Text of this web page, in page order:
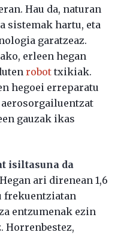
Hau da, naturan
sistemak hartu, eta
garatzeaz.
erleen hegan
robot txikiak.
hegoei erreparatu
gauzak ikas
isiltasuna da
ari direnean 1,6
entzumenak ezin
Horrenbestez,